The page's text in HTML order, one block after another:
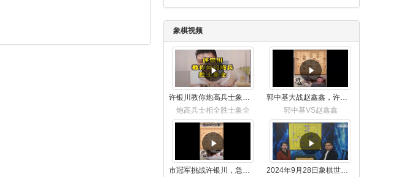
象棋视频
许银川教你炮高兵士象全如何赢士象全，简单四步即可
炮高兵士相全胜士象全
郭中基大战赵鑫鑫，许银川激情讲解
郭中基VS赵鑫鑫
市冠军挑战许银川，急进中兵变化真激烈！
2024年9月28日象棋世界栏目，刘君、蒋川讲解了第九届杨官璘杯象棋公开赛孟繁睿与许文章的对局